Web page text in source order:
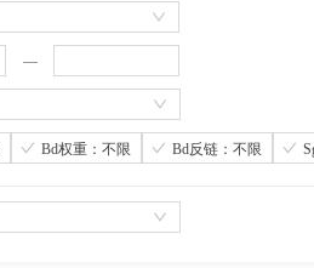
Bd权重：不限 Bd反链：不限